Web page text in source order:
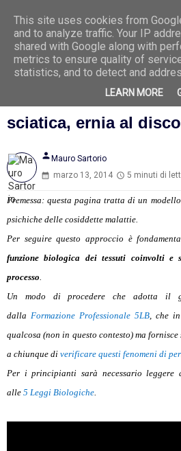
Colonna vertebrale:
sciatica, ernia al
person Mauro Sartorio
marzo 13, 2014
5 minuti di
Premessa: questa pagina tratta di un
psichiche delle cosiddette malattie.
Per seguire questo approccio è
funzione biologica dei tessuti coinvolti e
processo.
Un modo di procedere che adotta il
dallaFormazione Professionale 5LB, che
qualcosa (non in questo contesto) ma
a chiunque di verificare questi fenomeni di
Per i principianti sarà necessario leggere
alle 5 Leggi Biologiche.
This site uses cookies from
and to analyze traffic. Your IP
shared with Google along with
metrics to ensure quality of
statistics, and to detect and
LEARN MORE